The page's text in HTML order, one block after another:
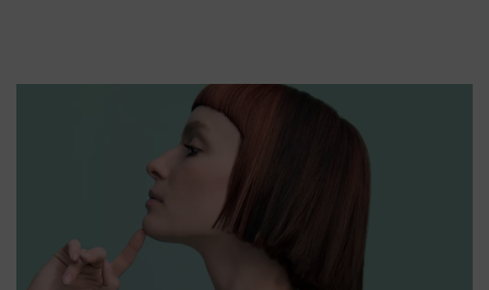
d’informations sur les cookies utilisés sur ce site, en particulier leur durée de
conservation, veuillez consulter les informations détaillées sur chaque cookie
disponibles en cliquant sur « Paramétrer mes choix » ci-dessous.
En cliquant sur « Paramétrer mes choix », vous trouverez plus d’informations
sur le traitement de vos données / l’utilisation de cookies et autorisez une ou
plusieurs des finalités mentionnées ci-dessus. En cliquant sur « Tout accepter
», vous acceptez l’utilisation de cookies ainsi que le traitement de vos
données à caractère personnel pour l’ensemble des finalités mentionnées ci-
dessus. Si vous cliquez sur « Refuser », seuls les cookies indispensables sur
le plan technique pour vous donner accès à ce site Internet seront utilisés.